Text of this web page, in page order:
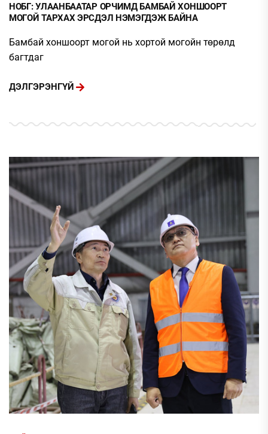
НОБГ: УЛААНБААТАР ОРЧИМД БАМБАЙ ХОНШООРТ
МОГОЙ ТАРХАХ ЭРСДЭЛ НЭМЭГДЭЖ БАЙНА
Бамбай хоншоорт могой нь хортой могойн төрөлд
багтдаг
ДЭЛГЭРЭНГҮЙ